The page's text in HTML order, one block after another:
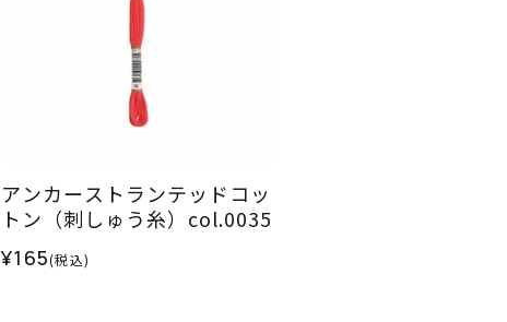
アンカーストランテッドコッ
トン（刺しゅう糸）col.0035
¥165(税込)